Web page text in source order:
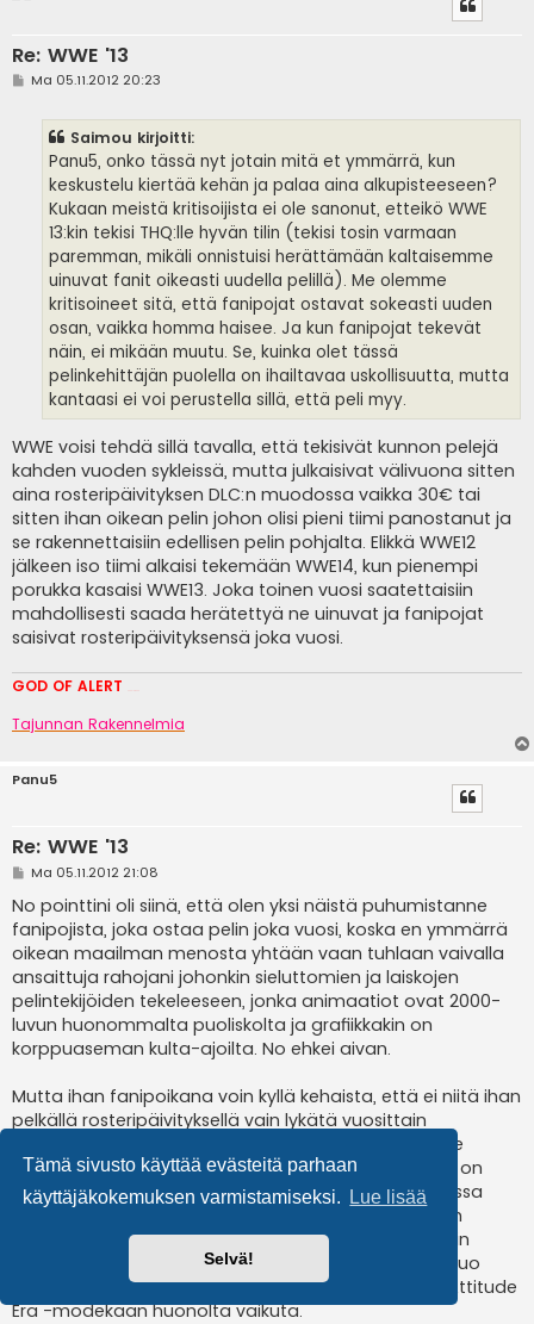
Tämä sivusto käyttää evästeitä parhaan
käyttäjäkokemuksen varmistamiseksi.
Lue lisää
Selvä!
Re: WWE '13
VMa 05.11.2012 20:23
Saimou kirjoitti:
Panu5, onko tässä nyt jotain mitä et ymmärrä, kun
keskustelu kiertää kehän ja palaa aina alkupisteeseen?
Kukaan meistä kritisoijista ei ole sanonut, etteikö WWE
13:kin tekisi THQ:lle hyvän tilin (tekisi tosin varmaan
paremman, mikäli onnistuisi herättämään kaltaisemme
uinuvat fanit oikeasti uudella pelillä). Me olemme
kritisoineet sitä, että fanipojat ostavat sokeasti uuden
osan, vaikka homma haisee. Ja kun fanipojat tekevät
näin, ei mikään muutu. Se, kuinka olet tässä
pelinkehittäjän puolella on ihailtavaa uskollisuutta, mutta
kantaasi ei voi perustella sillä, että peli myy.
WWE voisi tehdä sillä tavalla, että tekisivät kunnon pelejä
kahden vuoden sykleissä, mutta julkaisivat välivuona sitten
aina rosteripäivityksen DLC:n muodossa vaikka 30€ tai
sitten ihan oikean pelin johon olisi pieni tiimi panostanut ja
se rakennettaisiin edellisen pelin pohjalta. Elikkä WWE12
jälkeen iso tiimi alkaisi tekemään WWE14, kun pienempi
porukka kasaisi WWE13. Joka toinen vuosi saatettaisiin
mahdollisesti saada herätettyä ne uinuvat ja fanipojat
saisivat rosteripäivityksensä joka vuosi.
GOD OF ALERT
Tajunnan Rakennelmia
Panu5
Re: WWE '13
V
e
s
t
i
Ma 05.11.2012 21:08
No pointtini oli siinä, että olen yksi näistä puhumistanne
fanipojista, joka ostaa pelin joka vuosi, koska en ymmärrä
oikean maailman menosta yhtään vaan tuhlaan vaivalla
ansaittuja rahojani johonkin sieluttomien ja laiskojen
pelintekijöiden tekeleeseen, jonka animaatiot ovat 2000-
luvun huonommalta puoliskolta ja grafiikkakin on
korppuaseman kulta-ajoilta. No ehkei aivan.
Mutta ihan fanipoikana voin kyllä kehaista, että ei niitä ihan
pelkällä rosteripäivityksellä vain lykätä vuosittain
liikenteeseen. THQ on panostanut kaikenlaisiin Game
Modeihin, kuten Universe Modeen, jonka kehittelyssä on
käytetty jopa Paul Heymania tänä vuonna. WWE '12:ssa
debytoinut Predator Technologykin tekee otteluiden
kulusta todentuntuisen, vaikka tänä vuonna taitaakin
saada taas naputeltua finishereitä varastoon. Eikä tuo
Road To Wrestlemanian (teille Season) korvannut Attitude
Era -modekaan huonolta vaikuta.